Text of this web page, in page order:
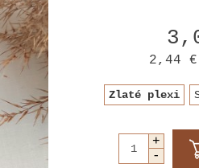
2,44 €
Zlaté plexi